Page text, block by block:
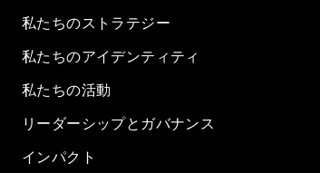
私たちのストラテジー
私たちのアイデンティティ
私たちの活動
リーダーシップとガバナンス
インパクト